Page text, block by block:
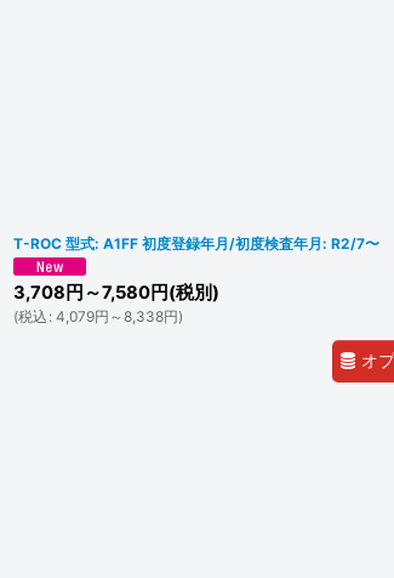
T-ROC 型式: A1FF 初度登録年月/初度検査年月: R2/7〜
3,708 円 ～7,580円(税別)
(税込 : 4,079円 ～8,338円)
オ